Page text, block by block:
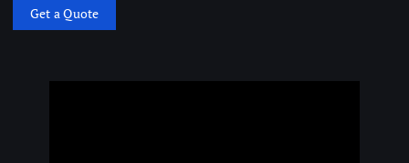
Get a Quote